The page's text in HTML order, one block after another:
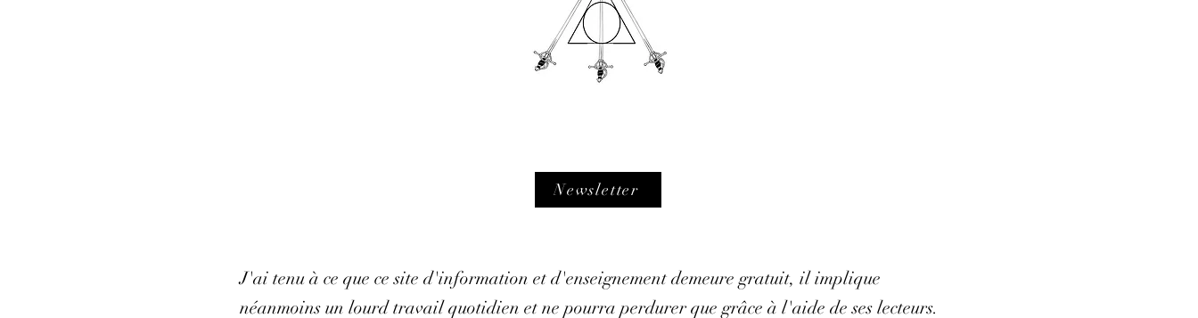
Newsletter
J'ai tenu à ce que ce site d'information et d'enseignement demeure gratuit, il implique
néanmoins un lourd travail quotidien et ne pourra perdurer que grâce à l'aide de ses lecteurs.